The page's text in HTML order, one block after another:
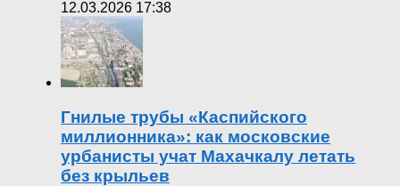
12.03.2026 17:38
Гнилые трубы «Каспийского
миллионника»: как московские
урбанисты учат Махачкалу летать
без крыльев